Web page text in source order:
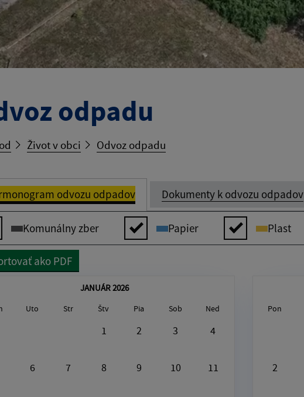
odpadu
Život v obci Odvoz odpadu
odvozu odpadov Dokumenty k odvozu odpadov
Komunálny zber Papier Plast
ako PDF
JANUÁR 2026
Uto Str Štv Pia Sob Ned
1 2 3 4
6 7 8 9 10 11
Pon
2